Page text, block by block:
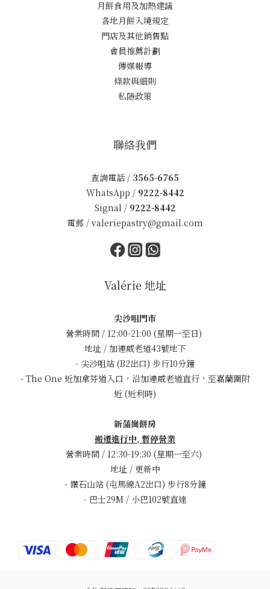
月餅食用及加熱建議
各地月餅入境規定
門店及其他銷售點
會員推薦計劃
傳媒報導
條款與細則
私隱政策
聯絡我們
查詢電話 / 3565-6765
WhatsApp / 9222-8442
Signal / 9222-8442
電郵 / valeriepastry@gmail.com
Valérie 地址
尖沙咀門市
營業時間 / 12:00-21:00 (星期一至日)
地址 / 加連威老道43號地下
- 尖沙咀站 (B2出口) 步行10分鐘
- The One 近加拿芬道入口，沿加連威老道直行，至嘉蘭圍附
近 (近利時)
新蒲崗餅房
搬遷進行中, 暫停營業
營業時間 / 12:30-19:30 (星期一至六)
地址 / 更新中
- 鑽石山站 (屯馬線A2出口) 步行8分鐘
- 巴士29M / 小巴102號直達